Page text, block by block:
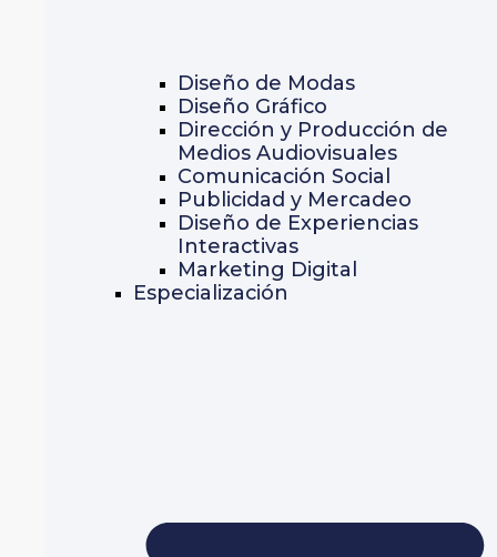
Diseño de Modas
Diseño Gráfico
Dirección y Producción de
Medios Audiovisuales
Comunicación Social
Publicidad y Mercadeo
Diseño de Experiencias
Interactivas
Marketing Digital
Especialización